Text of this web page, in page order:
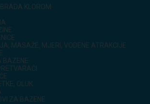
KLOROM
MASAŽE, MJERI, VODENE ATRAKCIJE
BAZENE
OLUK
ZA BAZENE